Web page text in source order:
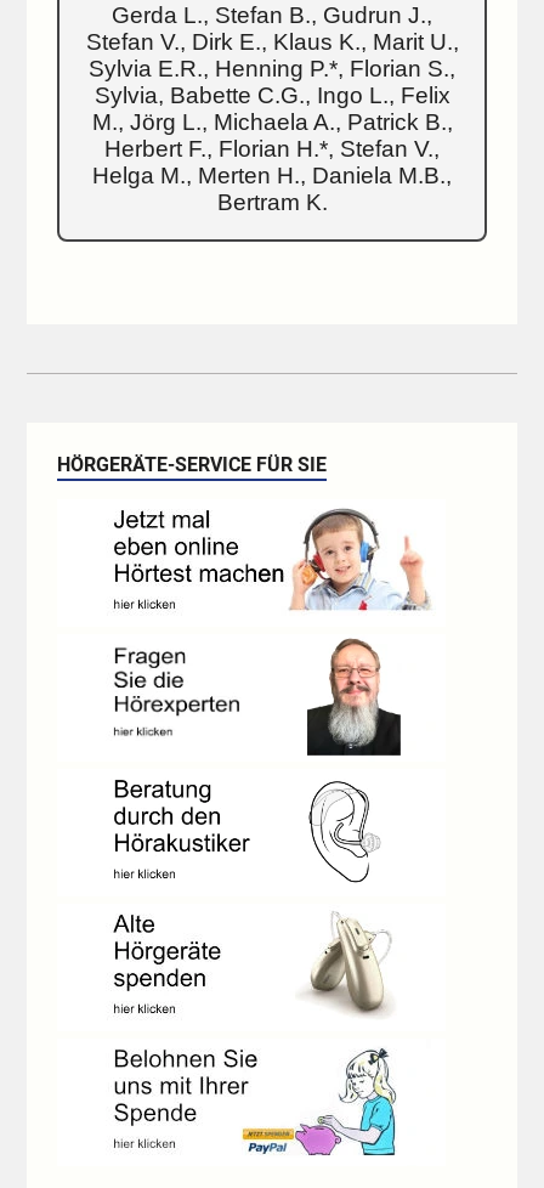
Gerda L., Stefan B., Gudrun J.,
Stefan V., Dirk E., Klaus K., Marit U.,
Sylvia E.R., Henning P.*, Florian S.,
Sylvia, Babette C.G., Ingo L., Felix
M., Jörg L., Michaela A., Patrick B.,
Herbert F., Florian H.*, Stefan V.,
Helga M., Merten H., Daniela M.B.,
Bertram K.
HÖRGERÄTE-SERVICE FÜR SIE